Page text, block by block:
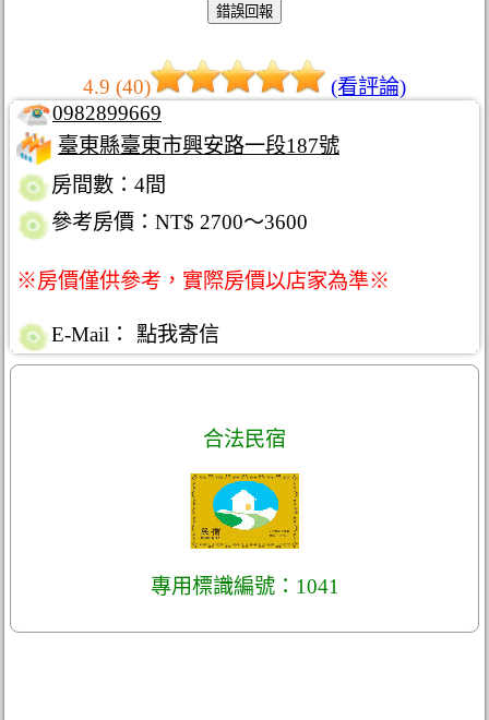
4.9 (40)
(看評論)
0982899669
臺東縣臺東市興安路一段187號
房間數：4間
參考房價：NT$ 2700～3600
※房價僅供參考，實際房價以店家為準※
E-Mail： 點我寄信
合法民宿
專用標識編號：1041